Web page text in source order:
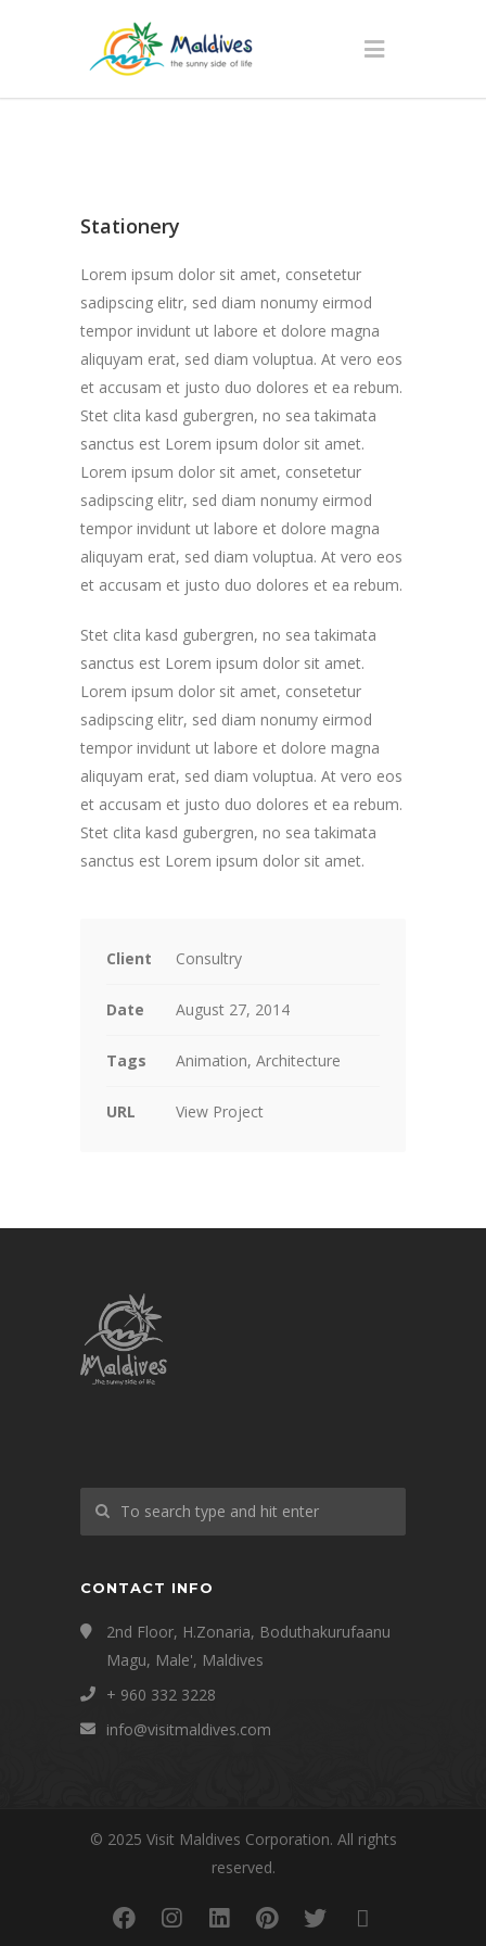
Stationery
Lorem ipsum dolor sit amet, consetetur
sadipscing elitr, sed diam nonumy eirmod
tempor invidunt ut labore et dolore magna
aliquyam erat, sed diam voluptua. At vero eos
et accusam et justo duo dolores et ea rebum.
Stet clita kasd gubergren, no sea takimata
sanctus est Lorem ipsum dolor sit amet.
Lorem ipsum dolor sit amet, consetetur
sadipscing elitr, sed diam nonumy eirmod
tempor invidunt ut labore et dolore magna
aliquyam erat, sed diam voluptua. At vero eos
et accusam et justo duo dolores et ea rebum.
Stet clita kasd gubergren, no sea takimata
sanctus est Lorem ipsum dolor sit amet.
Lorem ipsum dolor sit amet, consetetur
sadipscing elitr, sed diam nonumy eirmod
tempor invidunt ut labore et dolore magna
aliquyam erat, sed diam voluptua. At vero eos
et accusam et justo duo dolores et ea rebum.
Stet clita kasd gubergren, no sea takimata
sanctus est Lorem ipsum dolor sit amet.
Client Consultry
Date August 27, 2014
Tags Animation, Architecture
URL View Project
CONTACT INFO
2nd Floor, H.Zonaria, Boduthakurufaanu
Magu, Male', Maldives
+ 960 332 3228
info@visitmaldives.com
© 2025 Visit Maldives Corporation. All rights
reserved.